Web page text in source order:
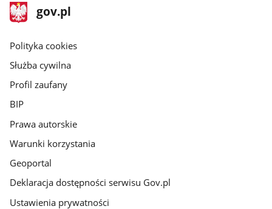
stopka
gov.pl
Strona
gov.pl
gov.pl
Polityka cookies
Służba cywilna
Profil zaufany
BIP
Prawa autorskie
Warunki korzystania
Geoportal
Deklaracja dostępności serwisu Gov.pl
Ustawienia prywatności